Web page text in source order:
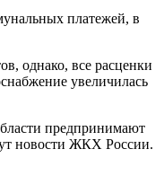
платежей, в
однако, все расценки
увеличилась
предпринимают
новости ЖКХ России.